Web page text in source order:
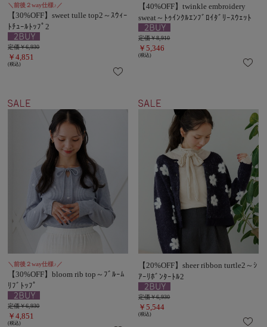
＼前後２way仕様♪／
【30%OFF】sweet tulle top2～ｽｳｨｰ
ﾄﾁｭｰﾙﾄｯﾌﾟ2
定価￥6,930
￥4,851
(税込)
【40%OFF】twinkle embroidery
sweat～ﾄｩｲﾝｸﾙｴﾝﾌﾞﾛｲﾀﾞﾘｰｽｳｪｯﾄ
定価￥8,910
￥5,346
(税込)
＼前後２way仕様♪／
【30%OFF】bloom rib top～ﾌﾞﾙｰﾑ
ﾘﾌﾞﾄｯﾌﾟ
定価￥6,930
￥4,851
(税込)
【20%OFF】sheer ribbon turtle2～ｼ
ｱｰﾘﾎﾞﾝﾀｰﾄﾙ2
定価￥6,930
￥5,544
(税込)